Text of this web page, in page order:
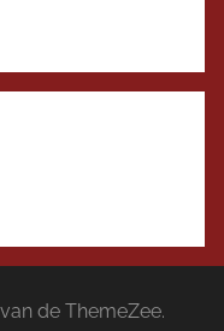
de ThemeZee.